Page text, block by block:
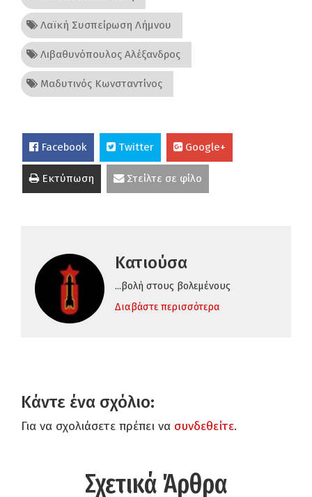
Λαϊκή Συσπείρωση Λήμνου
Λιβαθυνόπουλος Αλέξανδρος
Μαδυτινός Κωνσταντίνος
Facebook Twitter Google+
Εκτύπωση Στείλτε σε φίλο
Κατιούσα
...βολή στους βολεμένους
Διαβάστε περισσότερα
Κάντε ένα σχόλιο:
Για να σχολιάσετε πρέπει να συνδεθείτε.
Σχετικά Άρθρα